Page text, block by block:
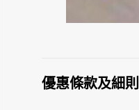
優惠條款及細則